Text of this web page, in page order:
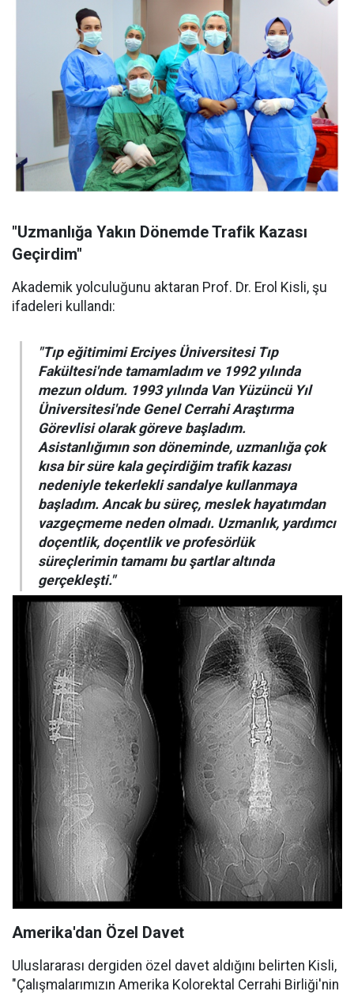
"Uzmanlığa Yakın Dönemde Trafik Kazası
Geçirdim"
Akademik yolculuğunu aktaran Prof. Dr. Erol Kisli, şu
ifadeleri kullandı:
"Tıp eğitimimi Erciyes Üniversitesi Tıp
Fakültesi'nde tamamladım ve 1992 yılında
mezun oldum. 1993 yılında Van Yüzüncü Yıl
Üniversitesi'nde Genel Cerrahi Araştırma
Görevlisi olarak göreve başladım.
Asistanlığımın son döneminde, uzmanlığa çok
kısa bir süre kala geçirdiğim trafik kazası
nedeniyle tekerlekli sandalye kullanmaya
başladım. Ancak bu süreç, meslek hayatımdan
vazgeçmeme neden olmadı. Uzmanlık, yardımcı
doçentlik, doçentlik ve profesörlük
süreçlerimin tamamı bu şartlar altında
gerçekleşti."
Amerika'dan Özel Davet
Uluslararası dergiden özel davet aldığını belirten Kisli,
"Çalışmalarımızın Amerika Kolorektal Cerrahi Birliği'nin